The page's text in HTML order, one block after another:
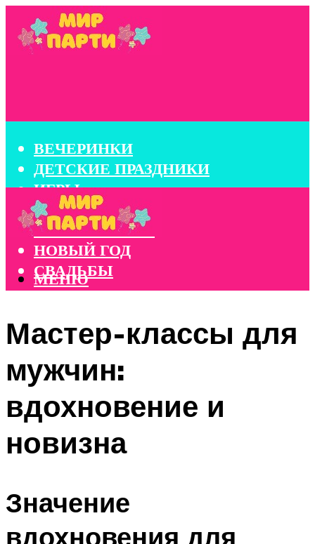
ВЕЧЕРИНКИ
ДЕТСКИЕ ПРАЗДНИКИ
ИГРЫ
КОНКУРСЫ
КОРПОРАТИВЫ
НОВЫЙ ГОД
СВАДЬБЫ
МЕНЮ
Мастер-классы для
мужчин:
вдохновение и
новизна
Значение
вдохновения для